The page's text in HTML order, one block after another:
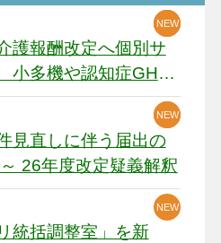
護報酬改定へ個別サ
多機や認知症GH、
機感
NEW
NEW
NEW
見直しに伴う届出の
26年度改定疑義解釈
NEW
NEW
統括調整室」を新
NEW